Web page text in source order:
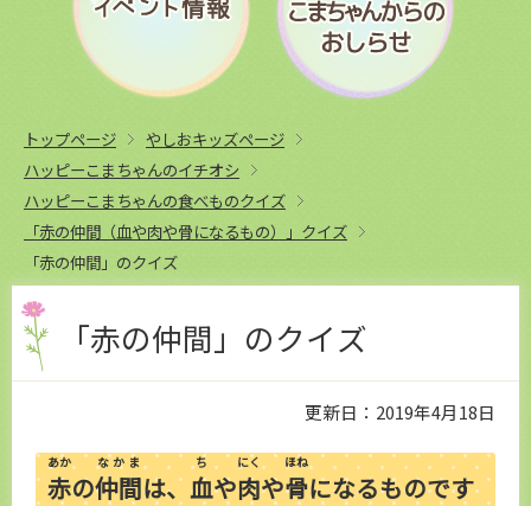
トップページ
やしおキッズページ
ハッピーこまちゃんのイチオシ
ハッピーこまちゃんの食べものクイズ
「赤の仲間（血や肉や骨になるもの）」クイズ
「赤の仲間」のクイズ
「赤の仲間」のクイズ
更新日：2019年4月18日
赤
あか
の仲間
なかま
は、 血
ち
や肉
にく
や骨
ほね
になるものです